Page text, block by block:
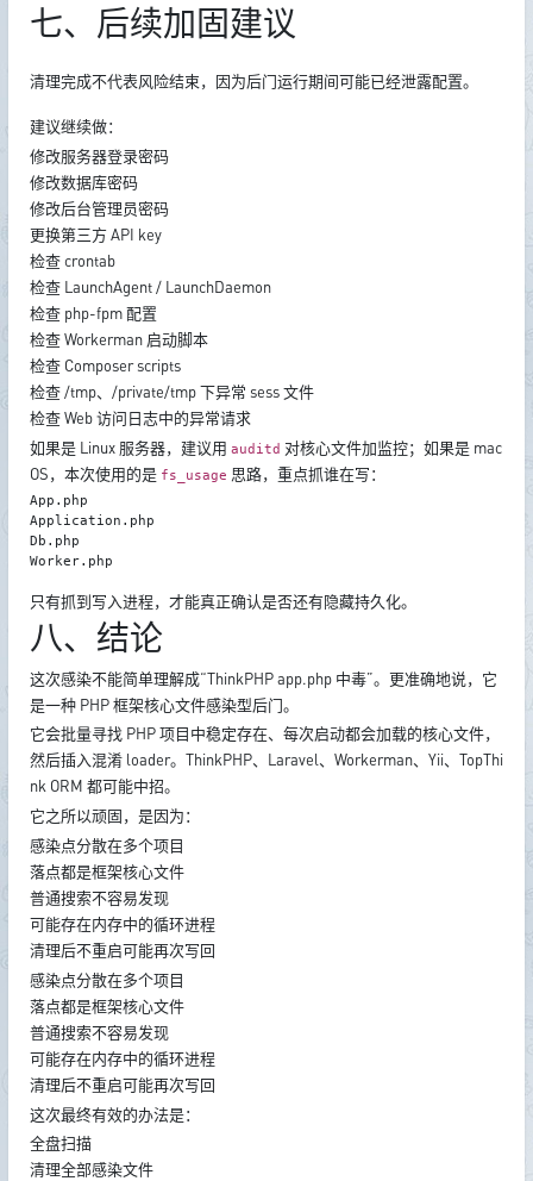
七、后续加固建议
清理完成不代表风险结束，因为后门运行期间可能已经泄露配置。
建议继续做：
修改服务器登录密码
修改数据库密码
修改后台管理员密码
更换第三方 API key
检查 crontab
检查 LaunchAgent / LaunchDaemon
检查 php-fpm 配置
检查 Workerman 启动脚本
检查 Composer scripts
检查 /tmp、/private/tmp 下异常 sess 文件
检查 Web 访问日志中的异常请求
如果是 Linux 服务器，建议用 auditd 对核心文件加监控；如果是 mac
OS，本次使用的是 fs_usage 思路，重点抓谁在写：
App.php
Application.php
Db.php
Worker.php
只有抓到写入进程，才能真正确认是否还有隐藏持久化。
八、结论
这次感染不能简单理解成“ThinkPHP app.php 中毒”。更准确地说，它
是一种 PHP 框架核心文件感染型后门。
它会批量寻找 PHP 项目中稳定存在、每次启动都会加载的核心文件，
然后插入混淆 loader。ThinkPHP、Laravel、Workerman、Yii、TopThi
nk ORM 都可能中招。
它之所以顽固，是因为：
感染点分散在多个项目
落点都是框架核心文件
普通搜索不容易发现
可能存在内存中的循环进程
清理后不重启可能再次写回
感染点分散在多个项目
落点都是框架核心文件
普通搜索不容易发现
可能存在内存中的循环进程
清理后不重启可能再次写回
这次最终有效的办法是：
全盘扫描
清理全部感染文件